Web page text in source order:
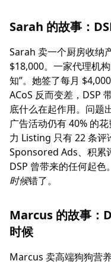
Sarah 的故事：
Sarah 卖一个厨房收纳
$18,000。一家代理机
知”。她签了每月
ACoS 反而变差，DSP
底什么在起作用。问
广告活动仍有 40% 的
力 Listing 只有 22 条评
Sponsored Ads、积累
DSP 曾带来的任何起色
时候错了。
Marcus 的故事：
时候
Marcus 卖高端狗狗营